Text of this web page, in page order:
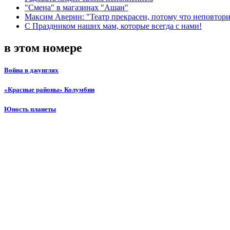
"Смена" в магазинах "Ашан"
Максим Аверин: "Театр прекрасен, потому что
С Праздником наших мам, которые всегда с нами!
в этом номере
Война в джунглях
«Красные районы» Колумбии
Юность планеты